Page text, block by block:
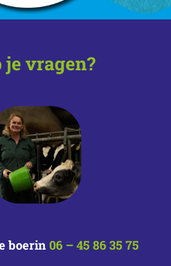
je vragen?
boerin 06 – 45 86 35 75